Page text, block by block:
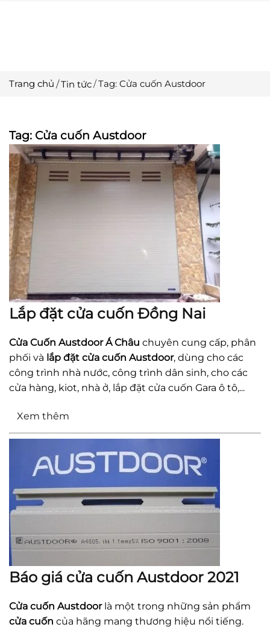
Trang chủ Tin tức Tag: Cửa cuốn Austdoor
Tag: Cửa cuốn Austdoor
Lắp đặt cửa cuốn Đồng Nai
Cửa Cuốn Austdoor Á Châu chuyên cung cấp, phân
phối và lắp đặt cửa cuốn Austdoor, dùng cho các
công trình nhà nước, công trình dân sinh, cho các
cửa hàng, kiot, nhà ở, lắp đặt cửa cuốn Gara ô tô,...
Xem thêm
Báo giá cửa cuốn Austdoor 2021
Cửa cuốn Austdoorlà một trong những sản phẩm
cửa cuốn của hãng mang thương hiệu nổi tiếng.